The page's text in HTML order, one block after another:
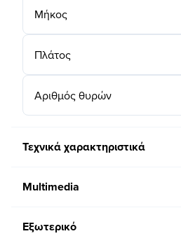
Μήκος
Πλάτος
Αριθμός θυρών
Τεχνικά χαρακτηριστικά
Multimedia
Εξωτερικό